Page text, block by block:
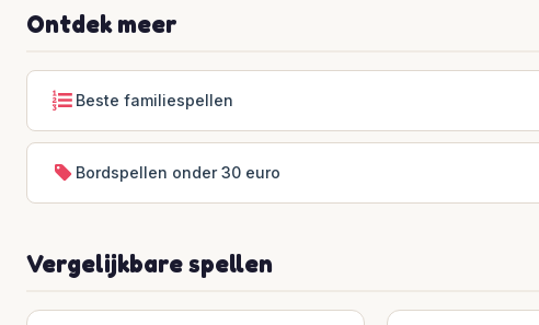
Ontdek meer
Beste familiespellen
Bordspellen onder 30 euro
Vergelijkbare spellen